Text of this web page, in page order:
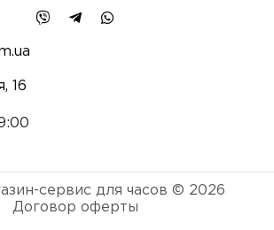
16
сервис для часов © 2026
Договор оферты